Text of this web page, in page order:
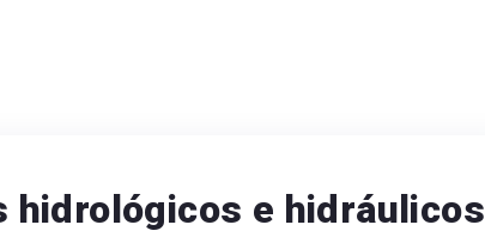
hidrológicos e hidráulicos